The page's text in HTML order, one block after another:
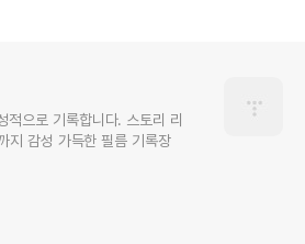
적으로 기록합니다. 스토리 리
지 감성 가득한 필름 기록장